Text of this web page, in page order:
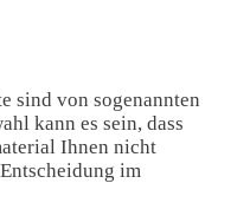
sind von sogenannten
kann es sein, dass
Ihnen nicht
im